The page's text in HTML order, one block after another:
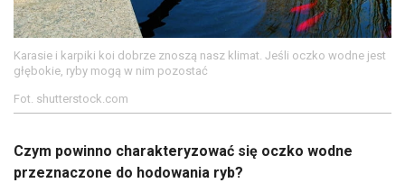
Karasie i karpiki koi dobrze znoszą nasz klimat. Jeśli oczko wodne jest
głębokie, ryby mogą w nim pozostać
Fot. shutterstock.com
Czym powinno charakteryzować się oczko wodne
przeznaczone do hodowania ryb?